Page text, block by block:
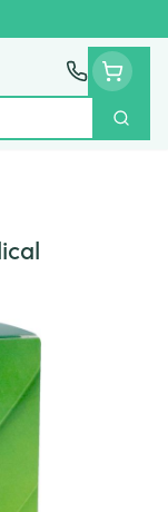
Zoek